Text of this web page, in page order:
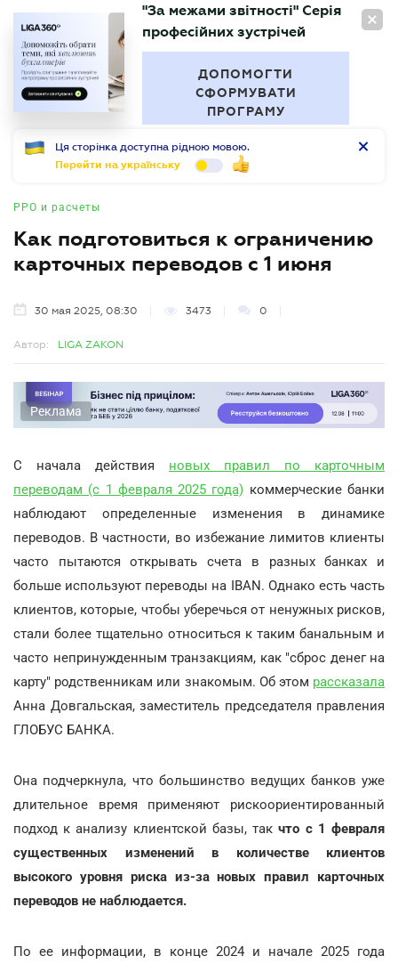
RU
БУХГАЛТЕР
"За межами звітності" Серія
професійних зустрічей
ДОПОМОГТИ
СФОРМУВАТИ
ПРОГРАМУ
Ця сторінка доступна рідною мовою.
Перейти на українську
РРО и расчеты
Как подготовиться к ограничению
карточных переводов с 1 июня
30 мая 2025, 08:30 3473 0
Автор: LIGA ZAKON
Реклама
С начала действия новых правил по карточным
переводам (с 1 февраля 2025 года) коммерческие банки
наблюдают определенные изменения в динамике
переводов. В частности, во избежание лимитов клиенты
часто пытаются открывать счета в разных банках и
больше используют переводы на IBAN. Однако есть часть
клиентов, которые, чтобы уберечься от ненужных рисков,
стали более тщательно относиться к таким банальным и
часто непринужденным транзакциям, как "сброс денег на
карту" родственникам или знакомым. Об этом рассказала
Анна Довгальская, заместитель председателя правления
ГЛОБУС БАНКА.
Она подчеркнула, что большинство ведущих банков уже
длительное время применяют рискоориентированный
подход к анализу клиентской базы, такчто с 1 февраля
существенных изменений в количестве клиентов
высокого уровня риска из-за новых правил карточных
переводов не наблюдается.
По ее информации, в конце 2024 и начале 2025 года